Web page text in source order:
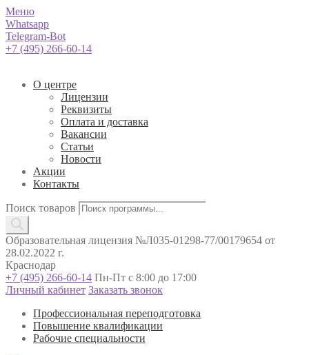
Меню
Whatsapp
Telegram-Bot
+7 (495) 266-60-14
О центре
Лицензии
Реквизиты
Оплата и доставка
Вакансии
Статьи
Новости
Акции
Контакты
Поиск товаров
Образовательная лицензия №Л035-01298-77/00179654 от
28.02.2022 г.
Краснодар
+7 (495) 266-60-14 Пн-Пт с 8:00 до 17:00
Личный кабинет Заказать звонок
Профессиональная переподготовка
Повышение квалификации
Рабочие специальности